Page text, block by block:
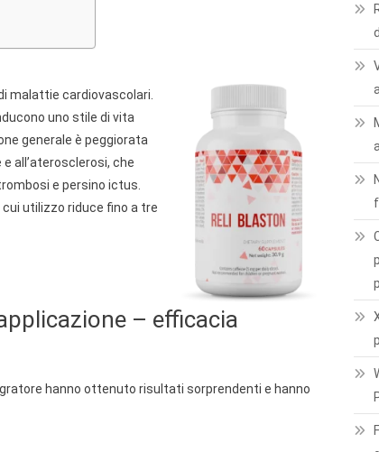
malattie cardiovascolari.
uno stile di vita
generale è peggiorata
all’aterosclerosi, che
e persino ictus.
cui utilizzo riduce fino a tre
– efficacia
hanno ottenuto risultati sorprendenti e hanno